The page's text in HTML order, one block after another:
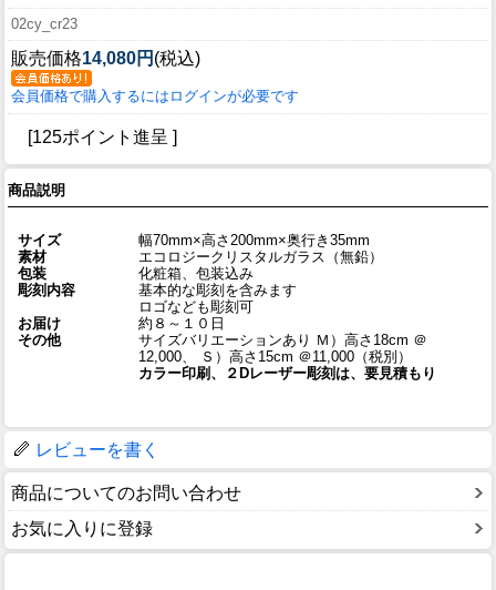
02cy_cr23
販売価格14,080円 (税込)
会員価格で購入するにはログインが必要です
[125ポイント進呈 ]
商品説明
サイズ
幅70mm×高さ200mm×奥行き35mm
素材
エコロジークリスタルガラス（無鉛）
包装
化粧箱、包装込み
彫刻内容
基本的な彫刻を含みます
ロゴなども彫刻可
お届け
約８～１０日
その他
サイズバリエーションあり Ｍ）高さ18cm ＠
12,000、 Ｓ）高さ15cm ＠11,000（税別）
カラー印刷、２Dレーザー彫刻は、要見積もり
レビューを書く
商品についてのお問い合わせ
お気に入りに登録